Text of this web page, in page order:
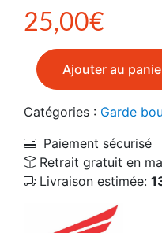
25,00€
quantité de Garde
Ajouter au
Catégories : Garde
Paiement sécurisé
Retrait gratuit en
Livraison estimée: